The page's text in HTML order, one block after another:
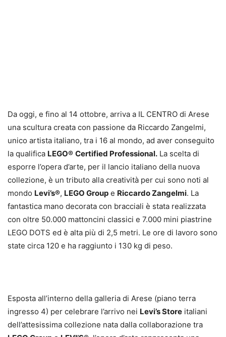
Da oggi, e fino al 14 ottobre, arriva a IL CENTRO di Arese
una scultura creata con passione da Riccardo Zangelmi,
unico artista italiano, tra i 16 al mondo, ad aver conseguito
la qualifica LEGO® Certified Professional. La scelta di
esporre l’opera d’arte, per il lancio italiano della nuova
collezione, è un tributo alla creatività per cui sono noti al
mondo Levi’s®, LEGO Group e Riccardo Zangelmi. La
fantastica mano decorata con bracciali è stata realizzata
con oltre 50.000 mattoncini classici e 7.000 mini piastrine
LEGO DOTS ed è alta più di 2,5 metri. Le ore di lavoro sono
state circa 120 e ha raggiunto i 130 kg di peso.
Esposta all’interno della galleria di Arese (piano terra
ingresso 4) per celebrare l’arrivo nei Levi’s Store italiani
dell’attesissima collezione nata dalla collaborazione tra